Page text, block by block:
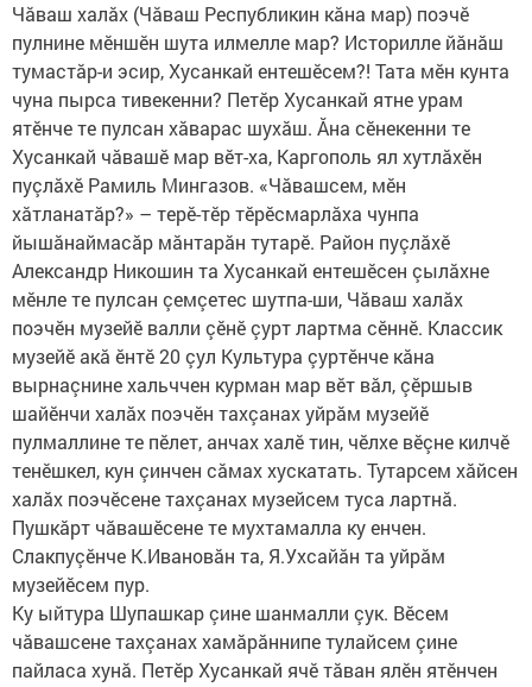
Чăваш халăх (Чăваш Республикин кăна мар) поэчӗ
пулнине мӗншӗн шута илмелле мар? Историлле йăнăш
тумастăр-и эсир, Хусанкай ентешӗсем?! Тата мӗн кунта
чуна пырса тивекенни? Петӗр Хусанкай ятне урам
ятӗнче те пулсан хăварас шухăш. Ăна сӗнекенни те
Хусанкай чăвашӗ мар вӗт-ха, Каргополь ял хутлăхӗн
пуçлăхӗ Рамиль Мингазов. «Чăвашсем, мӗн
хăтланатăр?» – терӗ-тӗр тӗрӗсмарлăха чунпа
йышăнаймасăр мăнтарăн тутарӗ. Район пуçлăхӗ
Александр Никошин та Хусанкай ентешӗсен çылăхне
мӗнле те пулсан çемçетес шутпа-ши, Чăваш халăх
поэчӗн музейӗ валли çӗнӗ çурт лартма сӗннӗ. Классик
музейӗ акă ӗнтӗ 20 çул Культура çуртӗнче кăна
вырнаçнине хальччен курман мар вӗт вăл, çӗршыв
шайӗнчи халăх поэчӗн тахçанах уйрăм музейӗ
пулмаллине те пӗлет, анчах халӗ тин, чӗлхе вӗçне килчӗ
тенӗшкел, кун çинчен сăмах хускатать. Тутарсем хăйсен
халăх поэчӗсене тахçанах музейсем туса лартнă.
Пушкăрт чăвашӗсене те мухтамалла ку енчен.
Слакпуçӗнче К.Ивановăн та, Я.Ухсайăн та уйрăм
музейӗсем пур.
Ку ыйтура Шупашкар çине шанмалли çук. Вӗсем
чăвашсене тахçанах хамăрăннипе тулайсем çине
пайласа хунă. Петӗр Хусанкай ячӗ тăван ялӗн ятӗнчен